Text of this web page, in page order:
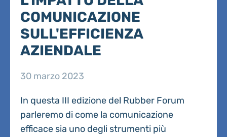
COMUNICAZIONE
SULL'EFFICIENZA
AZIENDALE
30 marzo 2023
In questa III edizione del Rubber Forum
parleremo di come la comunicazione
efficace sia uno degli strumenti più